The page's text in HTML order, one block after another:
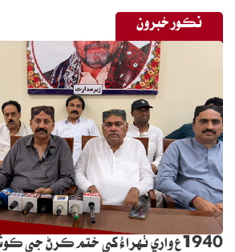
نڪور خبرون
1940ع واري ٺهراءُ کي ختم ڪرڻ جي